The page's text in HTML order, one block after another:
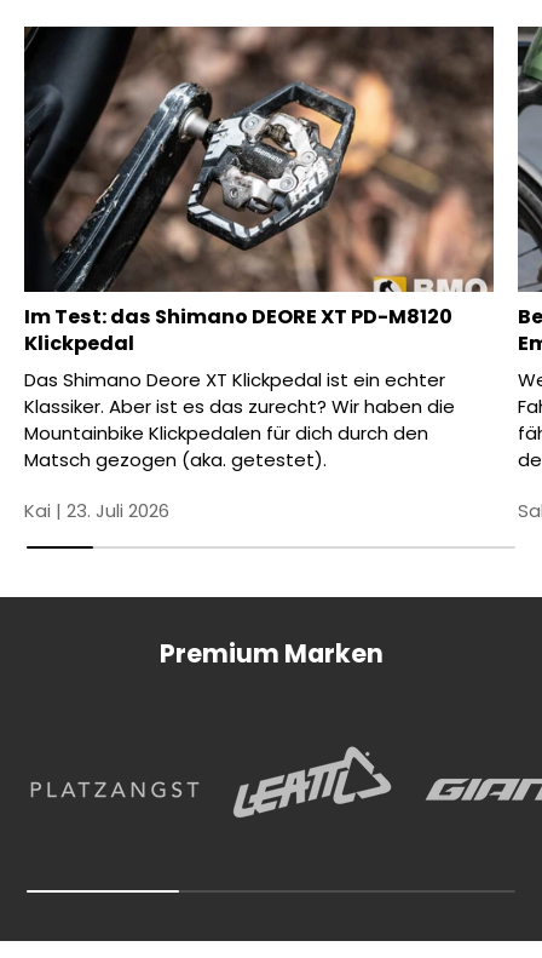
Im Test: das Shimano DEORE XT PD-M8120
Klickpedal
Das Shimano Deore XT Klickpedal ist ein echter
Klassiker. Aber ist es das zurecht? Wir haben die
Mountainbike Klickpedalen für dich durch den
Matsch gezogen (aka. getestet).
Kai | 23. Juli 2026
Premium Marken